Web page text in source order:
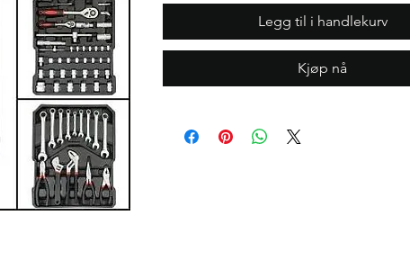
Legg til i handlekurv
Kjøp nå